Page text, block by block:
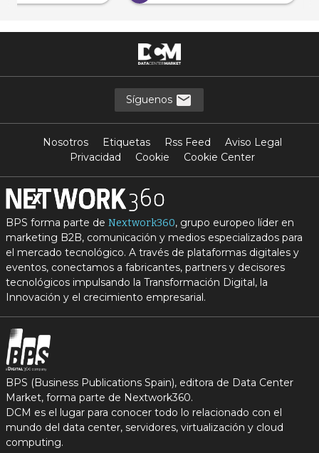
Síguenos
Nosotros Etiquetas Rss Feed
Aviso Legal
Privacidad
Cookie Cookie Center
BPS forma parte de Nextwork360, grupo europeo líder en
marketing B2B, comunicación y medios especializados para
el mercado tecnológico. A través de plataformas digitales y
eventos, conectamos a fabricantes, partners y decisores
tecnológicos impulsando la Transformación Digital, la
Innovación y el crecimiento empresarial.
BPS (Business Publications Spain), editora de Data Center
Market, forma parte de Nextwork360.
DCM es el lugar para conocer todo lo relacionado con el
mundo del data center, servidores, virtualización y cloud
computing.